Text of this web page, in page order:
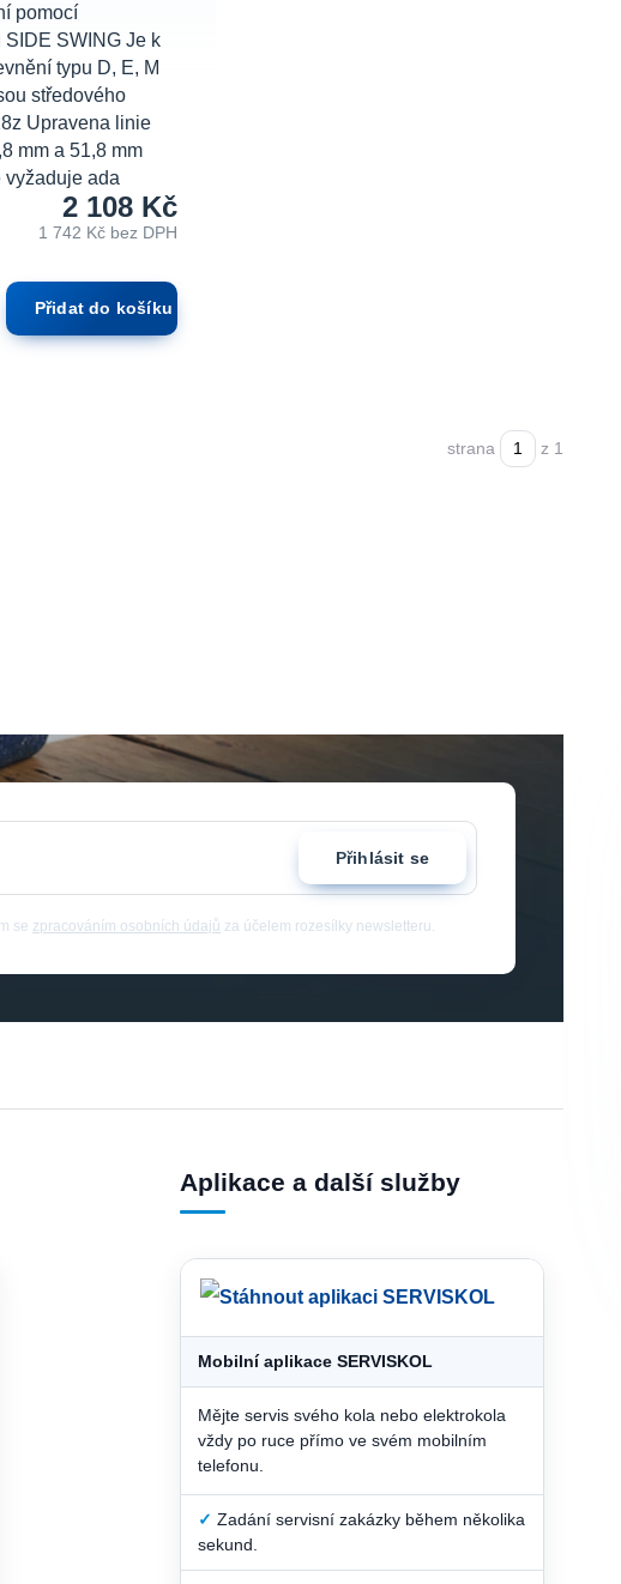
pomocí
SIDE SWING Je k
typu D, E, M
středového
Upravena linie
mm a 51,8 mm
vyžaduje ada
2 108 Kč
1 742 Kč bez DPH
Přidat do košíku
strana z 1
Přihlásit se
se zpracováním osobních údajů za účelem rozesílky newsletteru.
Aplikace a další služby
Mobilní aplikace SERVISKOL
Mějte servis svého kola nebo elektrokola
vždy po ruce přímo ve svém mobilním
telefonu.
✓ Zadání servisní zakázky během několika
sekund.